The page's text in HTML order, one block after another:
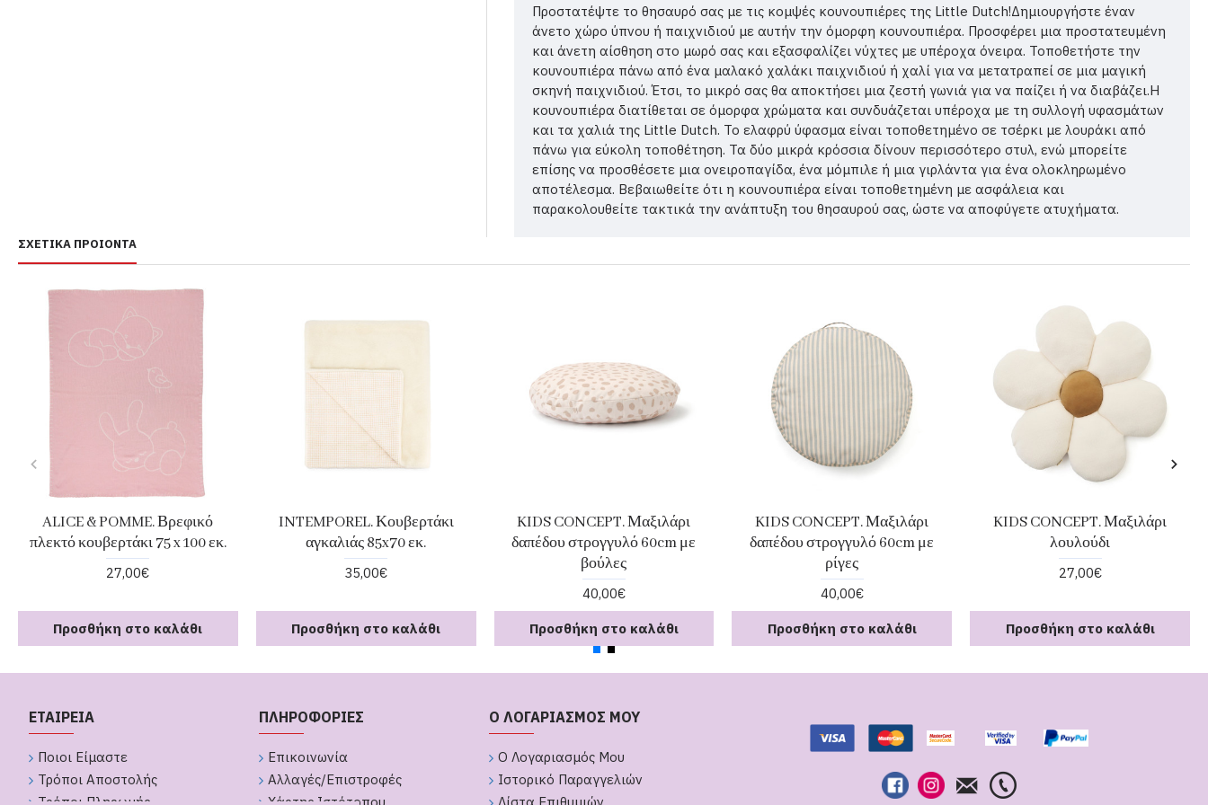
Προστατέψτε το θησαυρό σας με τις κομψές κουνουπιέρες της Little Dutch!Δημιουργήστε έναν
άνετο χώρο ύπνου ή παιχνιδιού με αυτήν την όμορφη κουνουπιέρα. Προσφέρει μια προστατευμένη
και άνετη αίσθηση στο μωρό σας και εξασφαλίζει νύχτες με υπέροχα όνειρα. Τοποθετήστε την
κουνουπιέρα πάνω από ένα μαλακό χαλάκι παιχνιδιού ή χαλί για να μετατραπεί σε μια μαγική
σκηνή παιχνιδιού. Έτσι, το μικρό σας θα αποκτήσει μια ζεστή γωνιά για να παίζει ή να διαβάζει.Η
κουνουπιέρα διατίθεται σε όμορφα χρώματα και συνδυάζεται υπέροχα με τη συλλογή υφασμάτων
και τα χαλιά της Little Dutch. Το ελαφρύ ύφασμα είναι τοποθετημένο σε τσέρκι με λουράκι από
πάνω για εύκολη τοποθέτηση. Τα δύο μικρά κρόσσια δίνουν περισσότερο στυλ, ενώ μπορείτε
επίσης να προσθέσετε μια ονειροπαγίδα, ένα μόμπιλε ή μια γιρλάντα για ένα ολοκληρωμένο
αποτέλεσμα. Βεβαιωθείτε ότι η κουνουπιέρα είναι τοποθετημένη με ασφάλεια και
παρακολουθείτε τακτικά την ανάπτυξη του θησαυρού σας, ώστε να αποφύγετε ατυχήματα.
ΣΧΕΤΙΚΆ ΠΡΟΙΌΝΤΑ
ALICE & POMME. Βρεφικό
πλεκτό κουβερτάκι 75 x 100 εκ.
27,00€
Προσθήκη στο καλάθι
INTEMPOREL. Κουβερτάκι
αγκαλιάς 85x70 εκ.
35,00€
Προσθήκη στο καλάθι
KIDS CONCEPT. Μαξιλάρι
δαπέδου στρογγυλό 60cm με
βούλες
40,00€
Προσθήκη στο καλάθι
KIDS CONCEPT. Μαξιλάρι
δαπέδου στρογγυλό 60cm με
ρίγες
40,00€
Προσθήκη στο καλάθι
KIDS CONCEPT. Μαξιλάρι
λουλούδι
27,00€
Προσθήκη στο καλάθι
ΕΤΑΙΡΕΙΑ
Ποιοι Είμαστε
Τρόποι Αποστολής
ΠΛΗΡΟΦΟΡΙΕΣ
Επικοινωνία
Αλλαγές/Επιστροφές
Ο ΛΟΓΑΡΙΑΣΜΟΣ ΜΟΥ
Ο Λογαριασμός Μου
Ιστορικό Παραγγελιών